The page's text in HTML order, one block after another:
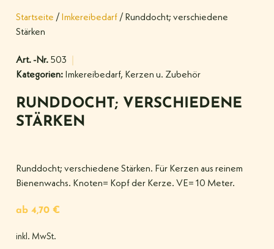
Startseite / Imkereibedarf / Runddocht; verschiedene
Stärken
Art. -Nr. 503
Kategorien: Imkereibedarf, Kerzen u. Zubehör
RUNDDOCHT; VERSCHIEDENE
STÄRKEN
Runddocht; verschiedene Stärken. Für Kerzen aus reinem
Bienenwachs. Knoten= Kopf der Kerze. VE= 10 Meter.
ab 4,70 €
inkl. MwSt.